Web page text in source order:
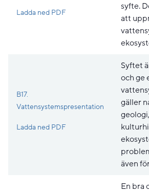
Ladda ned PDFPdf, 134.8 kB, öppnas i
syfte.
att
B17.
Vattensystemspresentation
Ladda ned PDFPdf, 231.8 kB, öppnas i nytt
Syftet
och ge
gäller
även
En bra